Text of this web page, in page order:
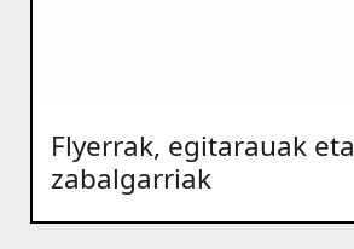
Flyerrak, egitarauak eta
zabalgarriak